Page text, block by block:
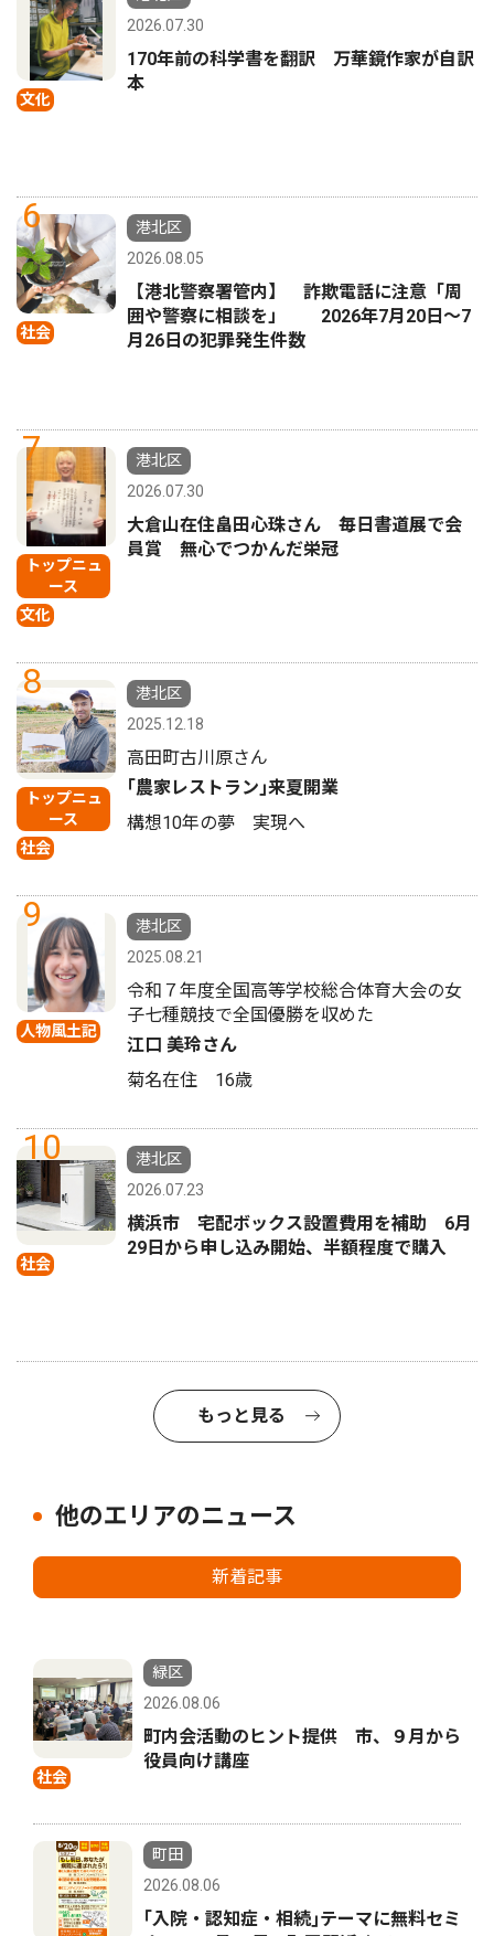
文化
2026.07.30
170年前の科学書を翻訳 万華鏡作家が自訳
本
6
社会
港北区
2026.08.05
【港北警察署管内】 詐欺電話に注意「周
囲や警察に相談を」 2026年7月20日〜7
月26日の犯罪発生件数
7
トップニュ
ース
文化
港北区
2026.07.30
大倉山在住畠田心珠さん 毎日書道展で会
員賞 無心でつかんだ栄冠
8
トップニュ
ース
社会
港北区
2025.12.18
高田町古川原さん
｢農家レストラン｣来夏開業
構想10年の夢 実現へ
9
人物風土記
港北区
2025.08.21
令和７年度全国高等学校総合体育大会の女
子七種競技で全国優勝を収めた
江口 美玲さん
菊名在住 16歳
10
社会
港北区
2026.07.23
横浜市 宅配ボックス設置費用を補助 6月
29日から申し込み開始、半額程度で購入
もっと見る
他のエリアのニュース
新着記事
社会
緑区
2026.08.06
町内会活動のヒント提供 市、９月から
役員向け講座
町田
2026.08.06
｢入院・認知症・相続｣テーマに無料セミ